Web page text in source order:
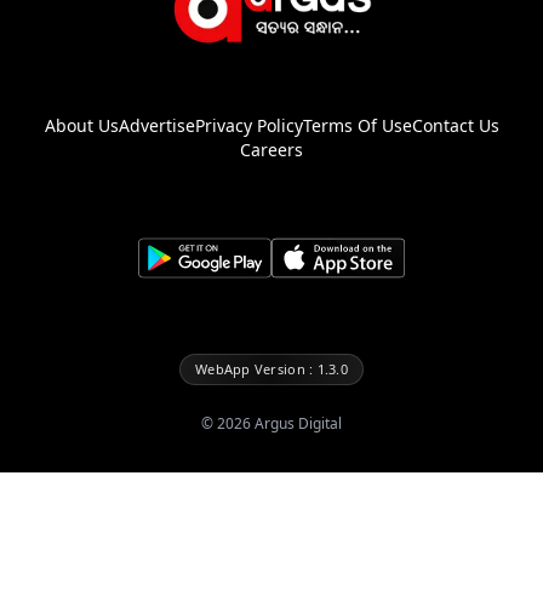
About UsAdvertisePrivacy PolicyTerms Of UseContact Us
Careers
WebApp Version : 1.3.0
©2026Argus Digital